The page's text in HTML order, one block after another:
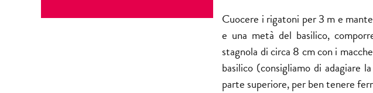
Cuocere i rigatoni per 3 m e
e una metà del basilico,
stagnola di circa 8 cm con i
basilico (consigliamo di adagiare
parte superiore, per ben tenere